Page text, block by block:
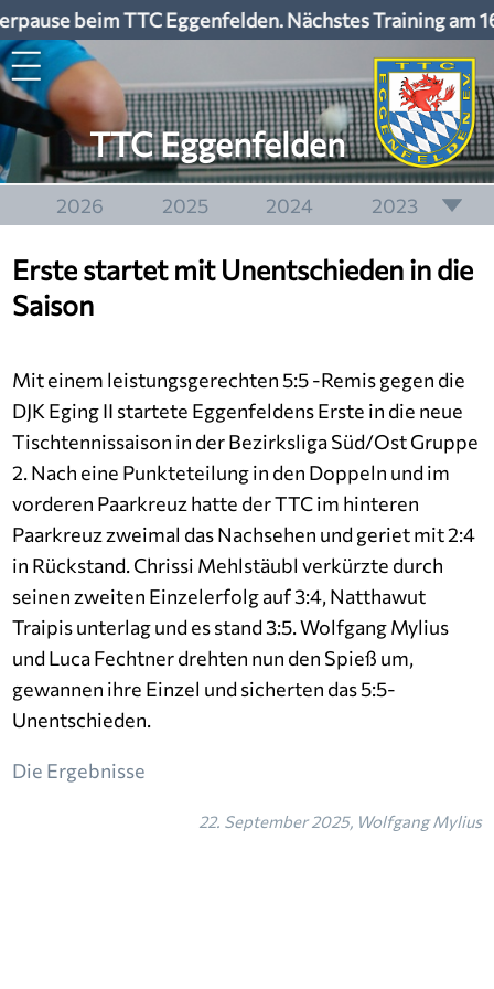
beim TTC Eggenfelden. Nächstes Training am
2026 2025 2024
2023
2018
2017 2016
2015
2014
2006
2005 2004 2003
TTC Eggenfelden
Erste startet mit Unentschieden in die
Saison
Mit einem leistungsgerechten 5:5 -Remis gegen die
DJK Eging II startete Eggenfeldens Erste in die neue
Tischtennissaison in der Bezirksliga Süd/Ost Gruppe
2. Nach eine Punkteteilung in den Doppeln und im
vorderen Paarkreuz hatte der TTC im hinteren
Paarkreuz zweimal das Nachsehen und geriet mit 2:4
in Rückstand. Chrissi Mehlstäubl verkürzte durch
seinen zweiten Einzelerfolg auf 3:4, Natthawut
Traipis unterlag und es stand 3:5. Wolfgang Mylius
und Luca Fechtner drehten nun den Spieß um,
gewannen ihre Einzel und sicherten das 5:5-
Unentschieden.
Die Ergebnisse
22. September 2025, Wolfgang Mylius